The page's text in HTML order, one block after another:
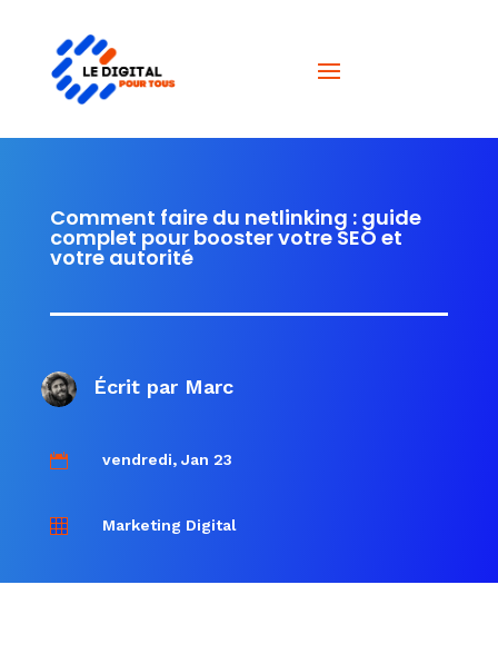
Comment faire du netlinking : guide
complet pour booster votre SEO et
votre autorité
Écrit par Marc
 vendredi, Jan 23
 Marketing Digital